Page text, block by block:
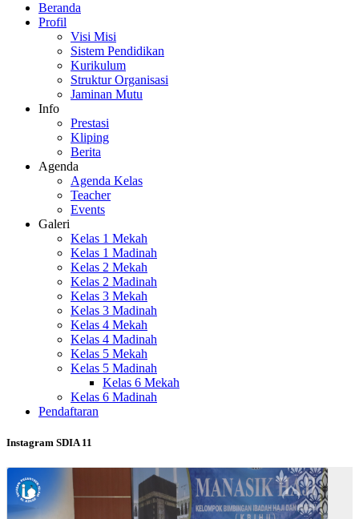
Beranda
Profil
Visi Misi
Sistem Pendidikan
Kurikulum
Struktur Organisasi
Jaminan Mutu
Info
Prestasi
Kliping
Berita
Agenda
Agenda Kelas
Teacher
Events
Galeri
Kelas 1 Mekah
Kelas 1 Madinah
Kelas 2 Mekah
Kelas 2 Madinah
Kelas 3 Mekah
Kelas 3 Madinah
Kelas 4 Mekah
Kelas 4 Madinah
Kelas 5 Mekah
Kelas 5 Madinah
Kelas 6 Mekah
Kelas 6 Madinah
Pendaftaran
Instagram SDIA 11